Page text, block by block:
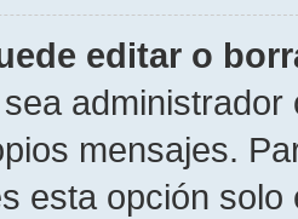
editar o
mensajes.
esta opción